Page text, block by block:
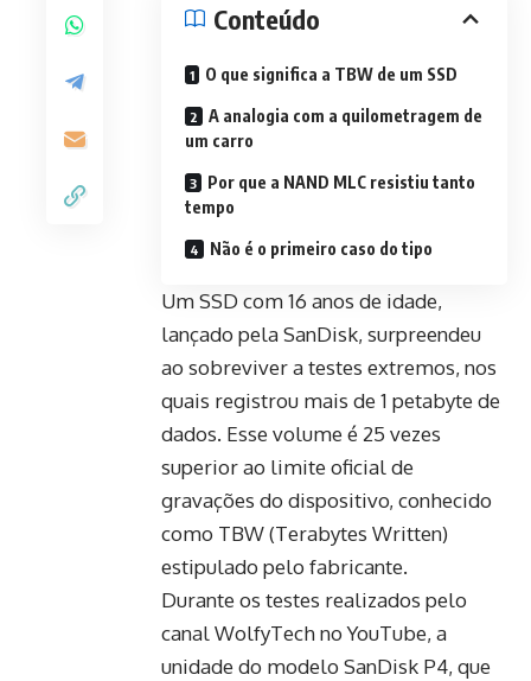
Conteúdo
O que significa a TBW de um SSD
A analogia com a quilometragem de
um carro
Por que a NAND MLC resistiu tanto
tempo
Não é o primeiro caso do tipo
Um SSD com 16 anos de idade,
lançado pela SanDisk, surpreendeu
ao sobreviver a testes extremos, nos
quais registrou mais de 1 petabyte de
dados. Esse volume é 25 vezes
superior ao limite oficial de
gravações do dispositivo, conhecido
como TBW (Terabytes Written)
estipulado pelo fabricante.
Durante os testes realizados pelo
canalWolfyTechno YouTube, a
unidade do modelo SanDisk P4, que